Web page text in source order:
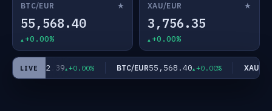
BTC/EUR ★
55,568.40
+0.00%
XAU/EUR ★
3,756.35
+0.00%
LIVE
JPY182.39 +0.00% BTC/EUR55,568.40 +0.00% XAU/EUR